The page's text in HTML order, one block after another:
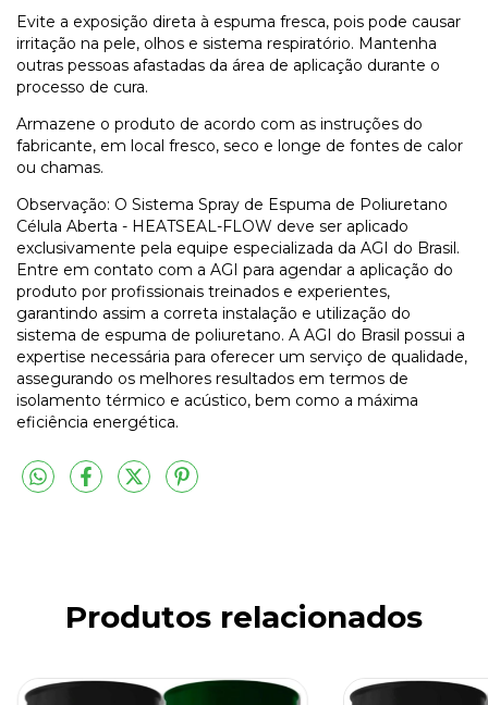
Evite a exposição direta à espuma fresca, pois pode causar
irritação na pele, olhos e sistema respiratório. Mantenha
outras pessoas afastadas da área de aplicação durante o
processo de cura.
Armazene o produto de acordo com as instruções do
fabricante, em local fresco, seco e longe de fontes de calor
ou chamas.
Observação: O Sistema Spray de Espuma de Poliuretano
Célula Aberta - HEATSEAL-FLOW deve ser aplicado
exclusivamente pela equipe especializada da AGI do Brasil.
Entre em contato com a AGI para agendar a aplicação do
produto por profissionais treinados e experientes,
garantindo assim a correta instalação e utilização do
sistema de espuma de poliuretano. A AGI do Brasil possui a
expertise necessária para oferecer um serviço de qualidade,
assegurando os melhores resultados em termos de
isolamento térmico e acústico, bem como a máxima
eficiência energética.
Produtos relacionados